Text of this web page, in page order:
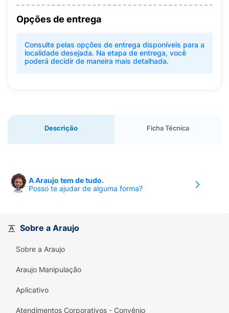
Opções de entrega
Consulte pelas opções de entrega disponíveis para a
localidade desejada. Na etapa de entrega, você
poderá decidir de maneira mais detalhada.
Descrição Ficha Técnica
A Araujo tem de tudo.
Posso te ajudar de alguma forma?
Sobre a Araujo
Sobre a Araujo
Araujo Manipulação
Aplicativo
Atendimentos Corporativos - Convênio